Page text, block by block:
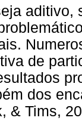
aditivo,
de
dos
& Tims,